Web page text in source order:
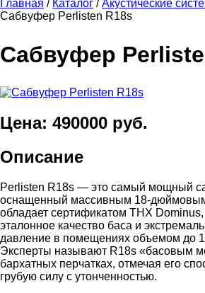
Главная / Каталог /Акустические
Сабвуфер Perlisten R18s
Сабвуфер
Цена: 490000 руб.
Описание
Perlisten R18s — это самый мощный
оснащенный массивным 18-
обладает сертификатом THX Dominus,
эталонное качество баса и
давление в помещениях объемом до
Эксперты называют R18s «басовым
бархатных перчатках, отмечая его
грубую силу с утонченностью.